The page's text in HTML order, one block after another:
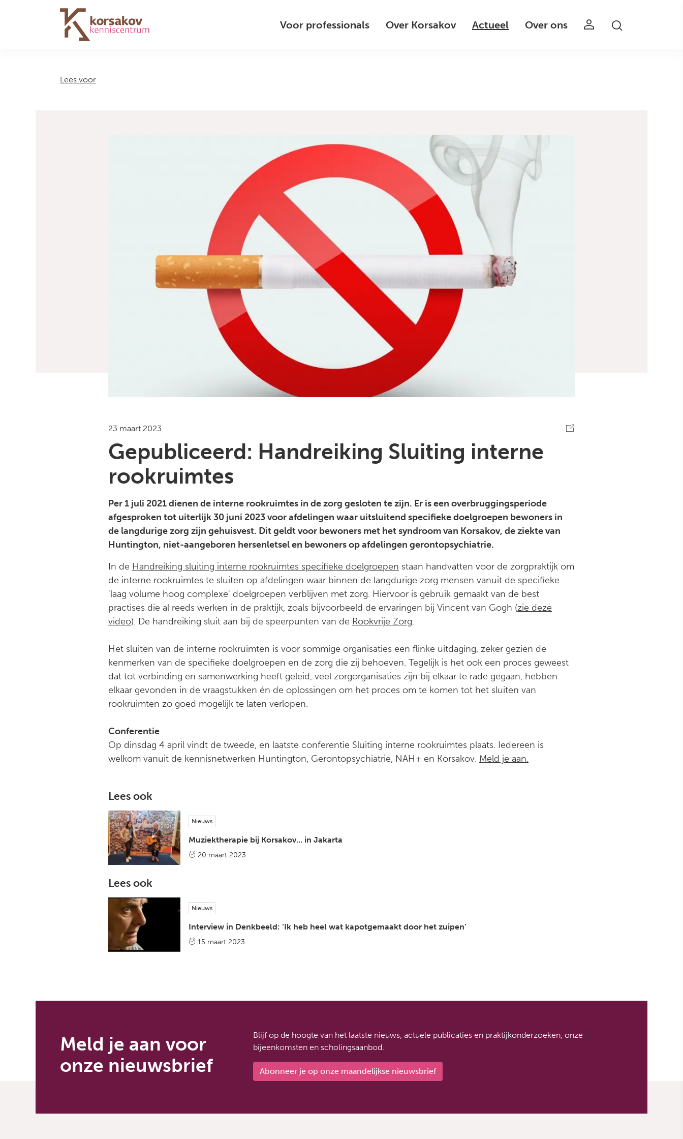
Navigation Voor professionals Over Korsakov Actueel Over ons
Lees voor
23 maart 2023
Gepubliceerd: Handreiking Sluiting interne
rookruimtes
Per 1 juli 2021 dienen de interne rookruimtes in de zorg gesloten te zijn. Er is een overbruggingsperiode
afgesproken tot uiterlijk 30 juni 2023 voor afdelingen waar uitsluitend specifieke doelgroepen bewoners in
de langdurige zorg zijn gehuisvest. Dit geldt voor bewoners met het syndroom van Korsakov, de ziekte van
Huntington, niet-aangeboren hersenletsel en bewoners op afdelingen gerontopsychiatrie.
In de Handreiking sluiting interne rookruimtes specifieke doelgroepen staan handvatten voor de zorgpraktijk om
de interne rookruimtes te sluiten op afdelingen waar binnen de langdurige zorg mensen vanuit de specifieke
'laag volume hoog complexe' doelgroepen verblijven met zorg. Hiervoor is gebruik gemaakt van de best
practises die al reeds werken in de praktijk, zoals bijvoorbeeld de ervaringen bij Vincent van Gogh (zie deze
video). De handreiking sluit aan bij de speerpunten van de Rookvrije Zorg.
Het sluiten van de interne rookruimten is voor sommige organisaties een flinke uitdaging, zeker gezien de
kenmerken van de specifieke doelgroepen en de zorg die zij behoeven. Tegelijk is het ook een proces geweest
dat tot verbinding en samenwerking heeft geleid, veel zorgorganisaties zijn bij elkaar te rade gegaan, hebben
elkaar gevonden in de vraagstukken én de oplossingen om het proces om te komen tot het sluiten van
rookruimten zo goed mogelijk te laten verlopen.
Conferentie
Op dinsdag 4 april vindt de tweede, en laatste conferentie Sluiting interne rookruimtes plaats. Iedereen is
welkom vanuit de kennisnetwerken Huntington, Gerontopsychiatrie, NAH+ en Korsakov. Meld je aan.
Lees ook
Nieuws
Muziektherapie bij Korsakov... in Jakarta
20 maart 2023
Lees ook
Nieuws
Interview in Denkbeeld: ‘Ik heb heel wat kapotgemaakt door het zuipen’
15 maart 2023
Meld je aan voor
onze nieuwsbrief
Blijf op de hoogte van het laatste nieuws, actuele publicaties en praktijkonderzoeken, onze
bijeenkomsten en scholingsaanbod.
Abonneer je op onze maandelijkse nieuwsbrief